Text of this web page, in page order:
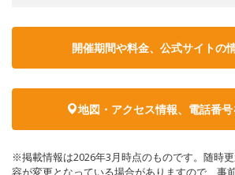
開催期間や料金、公式サイトの
地図・アクセス情報、電話番
※掲載情報は2026年3月時点のものです。随時
容が変更となっている場合がありますので、事